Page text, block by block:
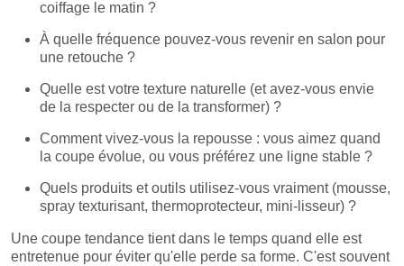
coiffage le matin ?
À quelle fréquence pouvez-vous revenir en salon pour
une retouche ?
Quelle est votre texture naturelle (et avez-vous envie
de la respecter ou de la transformer) ?
Comment vivez-vous la repousse : vous aimez quand
la coupe évolue, ou vous préférez une ligne stable ?
Quels produits et outils utilisez-vous vraiment (mousse,
spray texturisant, thermoprotecteur, mini-lisseur) ?
Une coupe tendance tient dans le temps quand elle est
entretenue pour éviter qu'elle perde sa forme. C'est souvent